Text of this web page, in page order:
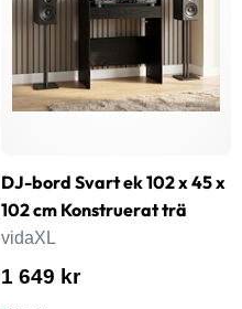
DJ-bord Svart ek 102 x 45 x
102 cm Konstruerat trä
vidaXL
1 649 kr